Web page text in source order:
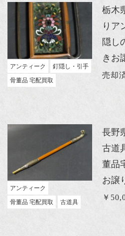
アンティーク
釘隠し・引手
骨董品 宅配買取
栃木
りア
隠し
きお
売却
アンティーク
骨董品 宅配買取
古道具
長野
古道
董品
お譲
￥